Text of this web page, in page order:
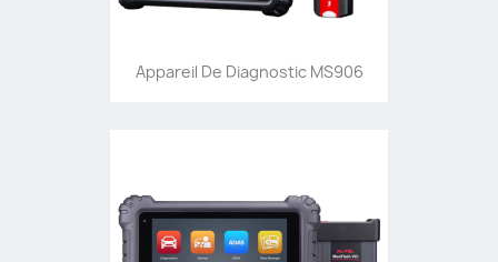
Appareil De Diagnostic MS906